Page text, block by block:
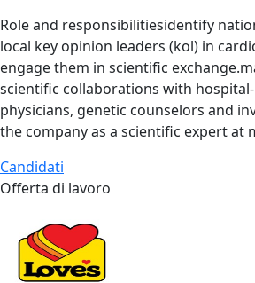
Role and responsibilitiesidentify
local key opinion leaders (kol) in
engage them in scientific
scientific collaborations with
physicians, genetic counselors and
the company as a scientific expert at
Candidati
Offerta di lavoro